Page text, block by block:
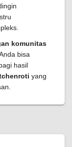
komunitas
bisa
hasil
yang